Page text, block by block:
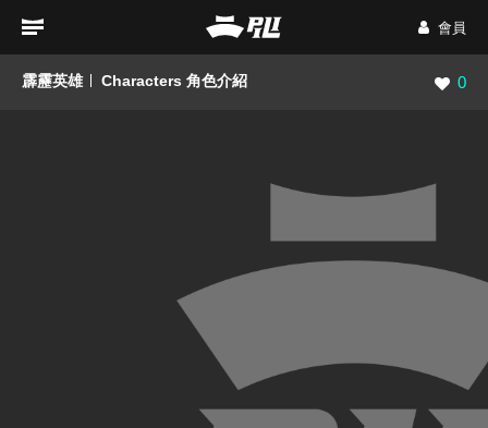
會員
霹靂英雄 Characters 角色介紹 瀏覽
0